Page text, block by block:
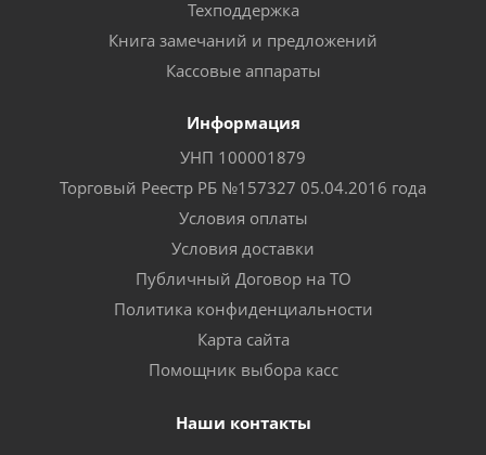
Техподдержка
Книга замечаний и предложений
Кассовые аппараты
Информация
УНП 100001879
Торговый Реестр РБ №157327 05.04.2016 года
Условия оплаты
Условия доставки
Публичный Договор на ТО
Политика конфиденциальности
Карта сайта
Помощник выбора касс
Наши контакты